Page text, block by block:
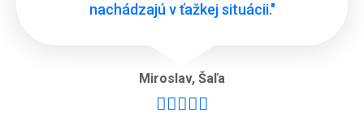
nachádzajú v ťažkej situácii."
Miroslav, Šaľa
